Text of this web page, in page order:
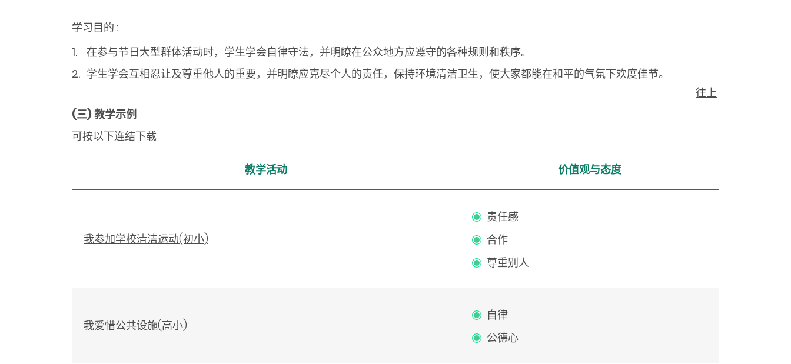
学习目的 :
在参与节日大型群体活动时，学生学会自律守法，并明瞭在公众地方应遵守的各种规则和秩序。
学生学会互相忍让及尊重他人的重要，并明瞭应克尽个人的责任，保持环境清洁卫生，使大家都能在和平的气氛下欢度佳节。
往上
(三) 教学示例
可按以下连结下载
教学活动 价值观与态度
我参加学校清洁运动(初小)
责任感
合作
尊重别人
我爱惜公共设施(高小)
自律
公德心